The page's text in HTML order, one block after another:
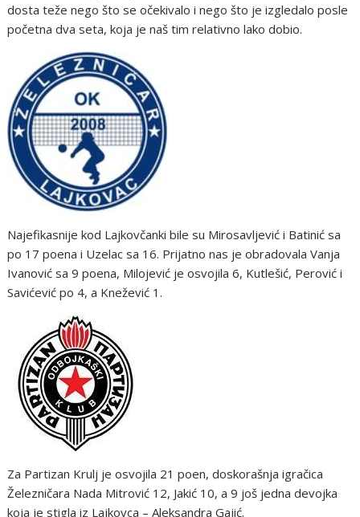
dosta teže nego što se očekivalo i nego što je izgledalo posle
početna dva seta, koja je naš tim relativno lako dobio.
Najefikasnije kod Lajkovčanki bile su Mirosavljević i Batinić sa
po 17 poena i Uzelac sa 16. Prijatno nas je obradovala Vanja
Ivanović sa 9 poena, Milojević je osvojila 6, Kutlešić, Perović i
Savićević po 4, a Knežević 1.
Za Partizan Krulj je osvojila 21 poen, doskorašnja igračica
Železničara Nada Mitrović 12, Jakić 10, a 9 još jedna devojka
koja je stigla iz Lajkovca – Aleksandra Gajić.